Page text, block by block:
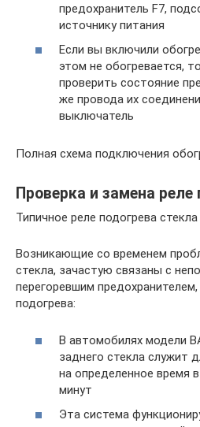
предохранитель F7,
источнику питания
Если вы включили
этом не обогревается,
проверить состояние
же провода их
выключатель
Полная схема подключения
Проверка и замена реле
Типичное реле подогрева
Возникающие со временем
стекла, зачастую связаны с
перегоревшим
подогрева:
В автомобилях модели
заднего стекла служит
на определенное время
минут
Эта система